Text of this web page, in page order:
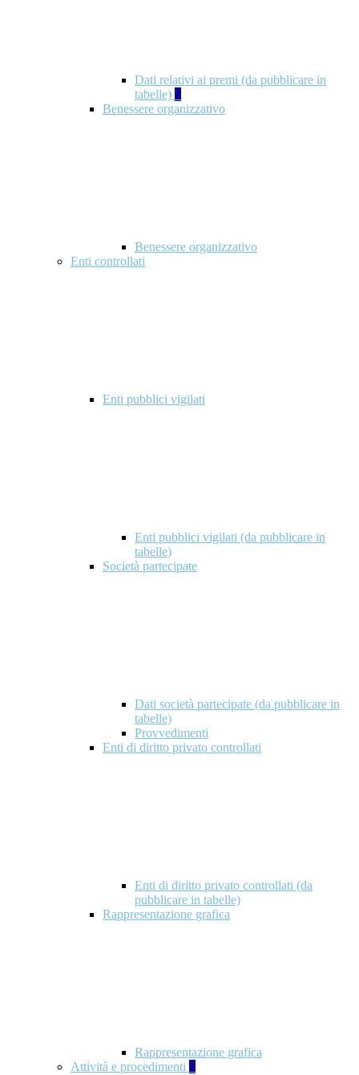
Dati relativi ai premi (da pubblicare in
tabelle) 5
Benessere organizzativo
Benessere organizzativo
Enti controllati
Enti pubblici vigilati
Enti pubblici vigilati (da pubblicare in
tabelle)
Società partecipate
Dati società partecipate (da pubblicare in
tabelle)
Provvedimenti
Enti di diritto privato controllati
Enti di diritto privato controllati (da
pubblicare in tabelle)
Rappresentazione grafica
Rappresentazione grafica
Attività e procedimenti 5